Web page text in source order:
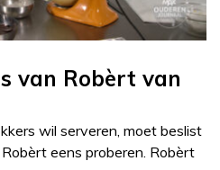
van Robèrt van
wil serveren, moet beslist
eens proberen. Robèrt